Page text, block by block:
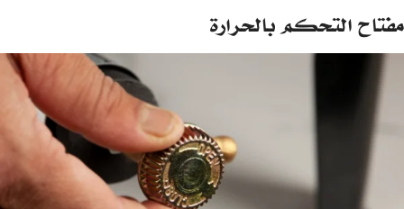
مفتاح التحكم بالحرارة